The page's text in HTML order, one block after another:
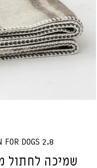
2.8 DESIGN FOR DOGS | תוצרת איטליה
שמיכה לחתול